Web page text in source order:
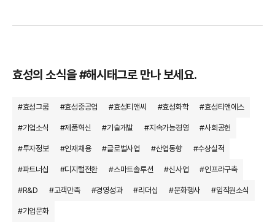
효성의 소식을 #해시태그로 만나 보세요.
#효성그룹 #효성중공업 #효성티앤씨 #효성화학 #효성티앤에스
#기업소식 #제품혁신 #기술개발 #지속가능경영 #사회공헌
#투자정보 #인재채용 #글로벌사업 #산업동향 #수상실적
#파트너십 #디지털전환 #스마트솔루션 #신사업 #인프라구축
#R&D #고객만족 #경영성과 #리더십 #문화행사 #임직원소식
#기업문화